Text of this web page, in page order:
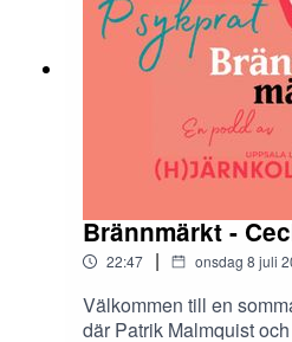
Brännmärkt -
22:47 | onsdag 8 juli
Välkommen till en
där Patrik Malmquist